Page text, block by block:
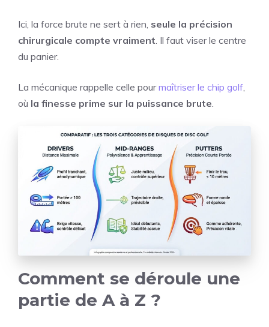
Ici, la force brute ne sert à rien, seule la précision
chirurgicale compte vraiment . Il faut viser le centre
du panier.
La mécanique rappelle celle pourmaîtriser le chip golf
où la finesse prime sur la puissance brute
Comment se déroule une
partie de A à Z ?